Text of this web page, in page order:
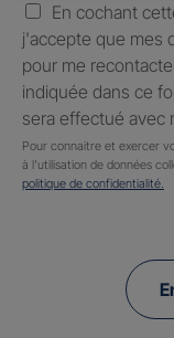
En cochant
j'accepte que mes
pour me
indiquée dans ce
sera effectué avec
Pour connaitre et exercer
à l'utilisation de données
politique de confidentialité.